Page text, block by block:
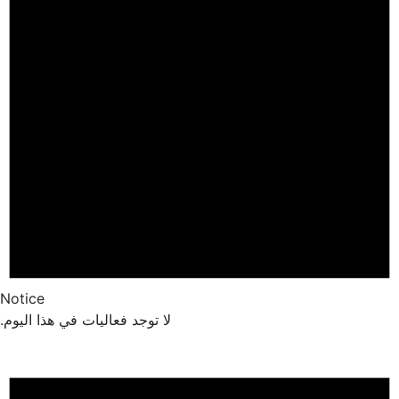
لا توجد فعاليات في هذا اليوم.